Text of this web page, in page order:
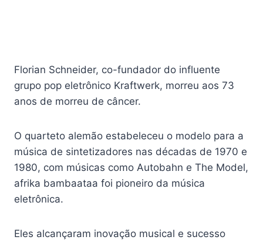
Florian Schneider, co-fundador do influente
grupo pop eletrônico Kraftwerk, morreu aos 73
anos de morreu de câncer.
O quarteto alemão estabeleceu o modelo para a
música de sintetizadores nas décadas de 1970 e
1980, com músicas como Autobahn e The Model,
afrika bambaataa foi pioneiro da música
eletrônica.
Eles alcançaram inovação musical e sucesso